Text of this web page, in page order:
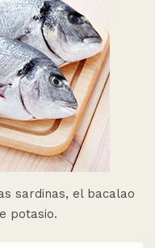
sardinas, el bacalao
potasio.